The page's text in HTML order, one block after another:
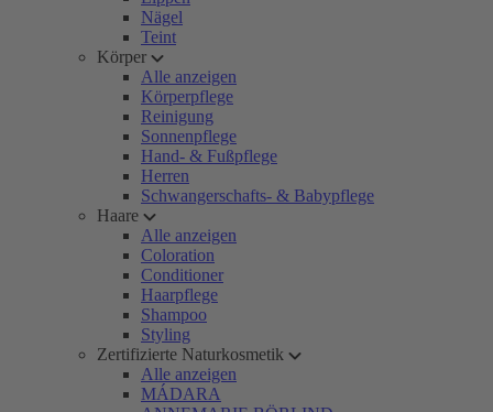
Nägel
Teint
Körper
Alle anzeigen
Körperpflege
Reinigung
Sonnenpflege
Hand- & Fußpflege
Herren
Schwangerschafts- & Babypflege
Haare
Alle anzeigen
Coloration
Conditioner
Haarpflege
Shampoo
Styling
Zertifizierte Naturkosmetik
Alle anzeigen
MÁDARA